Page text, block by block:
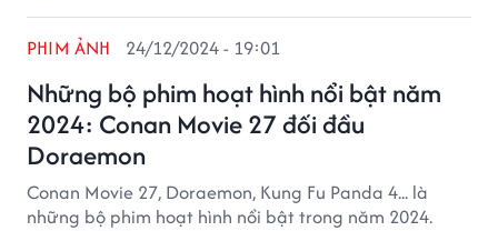
Những bộ phim hoạt hình nổi bật năm
2024: Conan Movie 27 đối đầu
Doraemon
PHIM ẢNH 24/12/2024 - 19:01
Conan Movie 27, Doraemon, Kung Fu Panda 4... là
những bộ phim hoạt hình nổi bật trong năm 2024.